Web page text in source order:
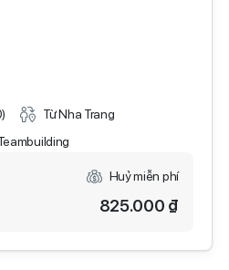
Từ Nha Trang
Huỷ miễn phí
825.000 ₫